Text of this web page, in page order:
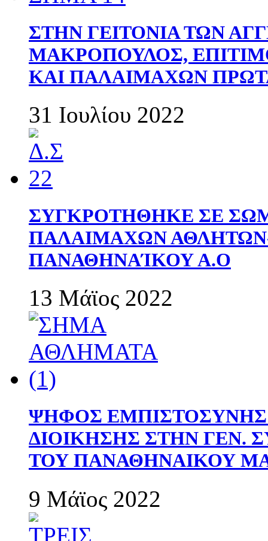
ΣΤΗΝ ΓΕΙΤΟΝΙΑ ΤΩΝ
ΜΑΚΡΟΠΟΥΛΟΣ,
ΚΑΙ ΠΑΛΑΙΜΑΧΩΝ
31 Ιουλίου 2022
ΣΥΓΚΡΟΤΗΘΗΚΕ ΣΕ
ΠΑΛΑΙΜΑΧΩΝ
ΠΑΝΑΘΗΝΑΊΚΟΥ Α.Ο
13 Μάϊος 2022
ΨΗΦΟΣ
ΔΙΟΙΚΗΣΗΣ ΣΤΗΝ ΓΕΝ.
ΤΟΥ ΠΑΝΑΘΗΝΑΙΚΟΥ
9 Μάϊος 2022